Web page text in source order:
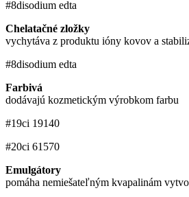
#8disodium edta
Chelatačné zložky
vychytáva z produktu ióny kovov a
#8disodium edta
Farbivá
dodávajú kozmetickým výrobkom farbu
#19ci 19140
#20ci 61570
Emulgátory
pomáha nemiešateľným kvapalinám